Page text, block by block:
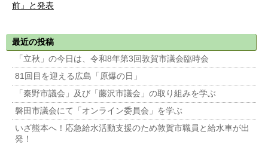
前」と発表
最近の投稿
「立秋」の今日は、令和8年第3回敦賀市議会臨時会
81回目を迎える広島「原爆の日」
「秦野市議会」及び「藤沢市議会」の取り組みを学ぶ
磐田市議会にて「オンライン委員会」を学ぶ
いざ熊本へ！応急給水活動支援のため敦賀市職員と給水車が出
発！